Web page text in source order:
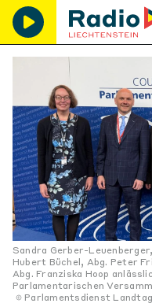
Sandra Gerber-
Hubert Büchel, Abg. Peter
Abg. Franziska Hoop
Parlamentarischen
Parlamentsdienst Landtag